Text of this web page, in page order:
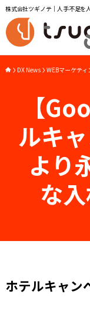
株式会社ツギノテ｜人手不足を
DX News WEBマーケティ
【
ルキ
より
な
ホテルキャン